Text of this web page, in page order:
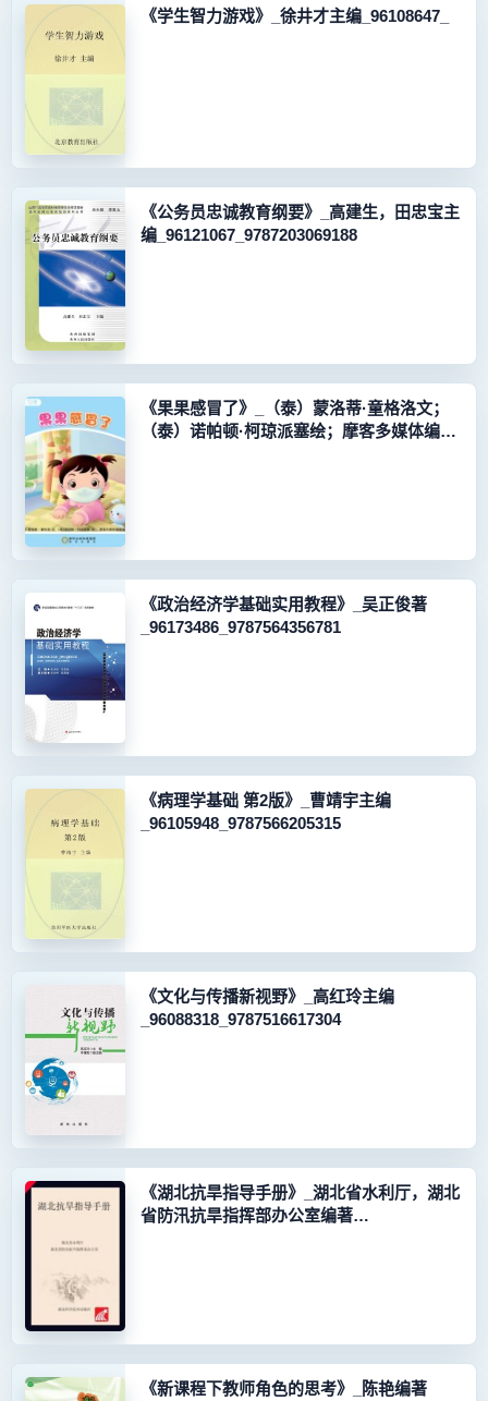
《学生智力游戏》_徐井才主编_96108647_
《公务员忠诚教育纲要》_高建生，田忠宝主
编_96121067_9787203069188
《果果感冒了》_（泰）蒙洛蒂·童格洛文；
（泰）诺帕顿·柯琼派塞绘；摩客多媒体编辑
《政治经济学基础实用教程》_吴正俊著
_96173486_9787564356781
《病理学基础 第2版》_曹靖宇主编
_96105948_9787566205315
《文化与传播新视野》_高红玲主编
_96088318_9787516617304
《湖北抗旱指导手册》_湖北省水利厅，湖北
省防汛抗旱指挥部办公室编著
《新课程下教师角色的思考》_陈艳编著